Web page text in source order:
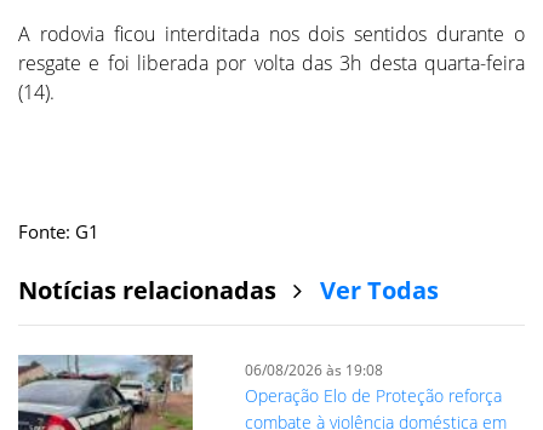
A rodovia ficou interditada nos dois sentidos durante o
resgate e foi liberada por volta das 3h desta quarta-feira
(14).
Fonte: G1
Notícias relacionadas Ver Todas
06/08/2026 às 19:08
Operação Elo de Proteção reforça
combate à violência doméstica em